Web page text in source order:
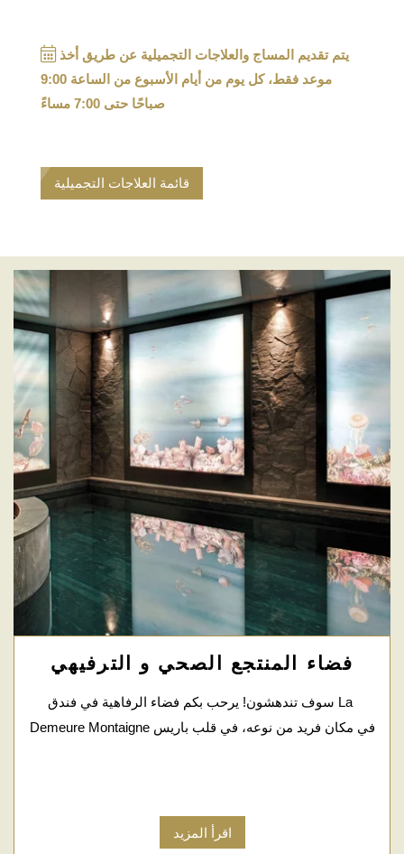
يتم تقديم المساج والعلاجات التجميلية عن طريق أخذ
موعد فقط، كل يوم من أيام الأسبوع من الساعة 9:00
صباحًا حتى 7:00 مساءً
قائمة العلاجات التجميلية
فضاء المنتجع الصحي و الترفيهي
سوف تندهشون! يرحب بكم فضاء الرفاهية في فندق La
Demeure Montaigne في مكان فريد من نوعه، في قلب باريس
اقرأ المزيد
+33 1 53 57 49 50
hotel@lademeuremontaigne.com